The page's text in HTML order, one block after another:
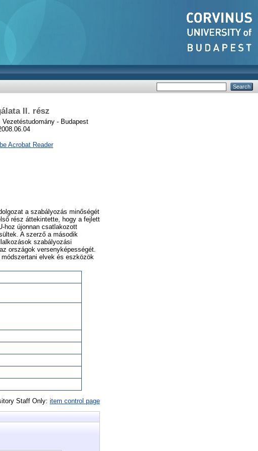
II. rész
Vezetéstudomány - Budapest
Acrobat Reader
a szabályozás minőségét
rész áttekintette, hogy a fejlett
hoz újonnan csatlakozott
A szerző a második
szabályozási
országok versenyképességét.
elvek és eszközök
Staff Only: item control page